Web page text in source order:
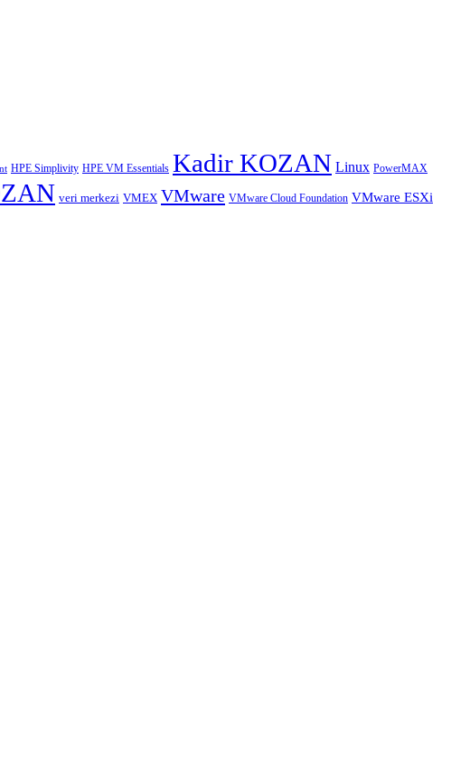
HPE Simplivity HPE VM Essentials Kadir KOZAN Linux PowerMAX
veri merkezi VMEX VMware VMware Cloud Foundation VMware ESXi